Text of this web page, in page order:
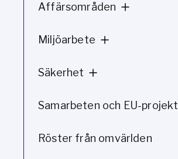
Affärsområden
Miljöarbete
Säkerhet
Samarbeten och EU-projekt
Röster från omvärlden